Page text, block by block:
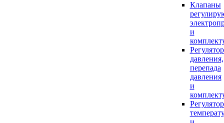
Клапаны
и
давления,
перепада
давления
и